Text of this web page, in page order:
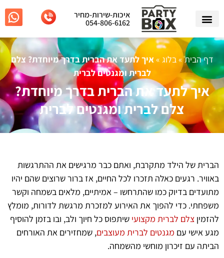
איכות-שירות-מחיר
054-806-6162
דף הבית»בלוג »איך לתעד את הברית בדרך מיוחדת? צלם
לברית ומגנטים לברית
איך לתעד את הברית בדרך מיוחדת?
צלם לברית ומגנטים לברית
הברית של הילד מתקרבת, ואתם כבר מרגישים את ההתרגשות
באוויר. רגעים כאלה תזכרו לכל החיים, אז ברור שרוצים שהם יהיו
מתועדים בדיוק כמו שהתרחשו – אמיתיים, מלאים בשמחה וקשר
משפחתי. כדי להפוך את האירוע למזכרת מרגשת לדורות, מומלץ
להזמין צלם לברית מקצועי שיתפוס כל חיוך ולב, ובו בזמן להוסיף
מגע אישי עם מגנטים לברית מעוצבים, שמחזירים את האורחים
הביתה עם זיכרון מוחשי מהשמחה.